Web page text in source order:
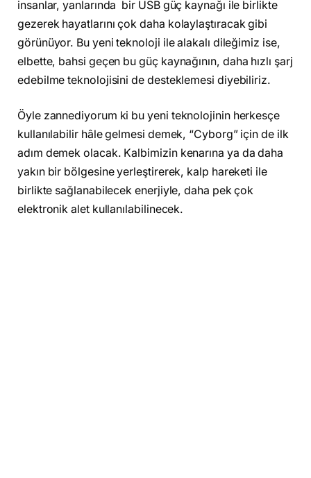
insanlar, yanlarında bir USB güç kaynağı ile birlikte
gezerek hayatlarını çok daha kolaylaştıracak gibi
görünüyor. Bu yeni teknoloji ile alakalı dileğimiz ise,
elbette, bahsi geçen bu güç kaynağının, daha hızlı şarj
edebilme teknolojisini de desteklemesi diyebiliriz.
Öyle zannediyorum ki bu yeni teknolojinin herkesçe
kullanılabilir hâle gelmesi demek, “Cyborg” için de ilk
adım demek olacak. Kalbimizin kenarına ya da daha
yakın bir bölgesine yerleştirerek, kalp hareketi ile
birlikte sağlanabilecek enerjiyle, daha pek çok
elektronik alet kullanılabilinecek.